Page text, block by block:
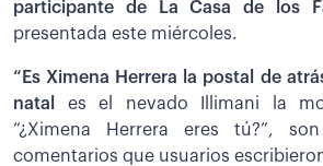
participante de La Casa de los
presentada este miércoles.
“Es Ximena Herrera la postal de
natal es el nevado Illimani la
“¿Ximena Herrera eres tú?”,
comentarios que usuarios